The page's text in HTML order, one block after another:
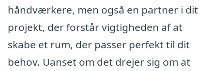
håndværkere, men også en partner i dit
projekt, der forstår vigtigheden af at
skabe et rum, der passer perfekt til dit
behov. Uanset om det drejer sig om at